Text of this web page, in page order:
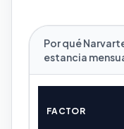
Por qué
estancia
FACTOR